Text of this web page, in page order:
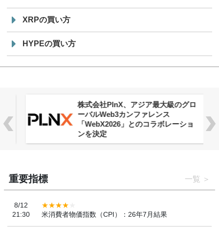
XRPの買い方
HYPEの買い方
株式会社PlnX、アジア最大級のグロ
ーバルWeb3カンファレンス
「WebX2026」とのコラボレーショ
ンを決定
重要指標 一覧
8/12
21:30
米消費者物価指数（CPI）：26年7月結果